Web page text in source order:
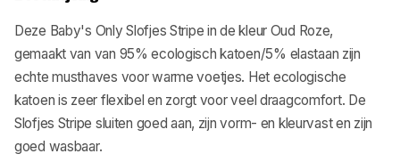
Deze Baby's Only Slofjes Stripe in de kleur Oud Roze,
gemaakt van van 95% ecologisch katoen/5% elastaan zijn
echte musthaves voor warme voetjes. Het ecologische
katoen is zeer flexibel en zorgt voor veel draagcomfort. De
Slofjes Stripe sluiten goed aan, zijn vorm- en kleurvast en zijn
goed wasbaar.